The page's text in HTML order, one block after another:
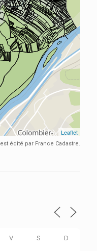
est édité par France Cadastre.
V S D